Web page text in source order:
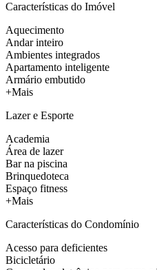
Características do Imóvel
Aquecimento
Andar inteiro
Ambientes integrados
Apartamento inteligente
Armário embutido
+Mais
Lazer e Esporte
Academia
Área de lazer
Bar na piscina
Brinquedoteca
Espaço fitness
+Mais
Características do Condomínio
Acesso para deficientes
Bicicletário